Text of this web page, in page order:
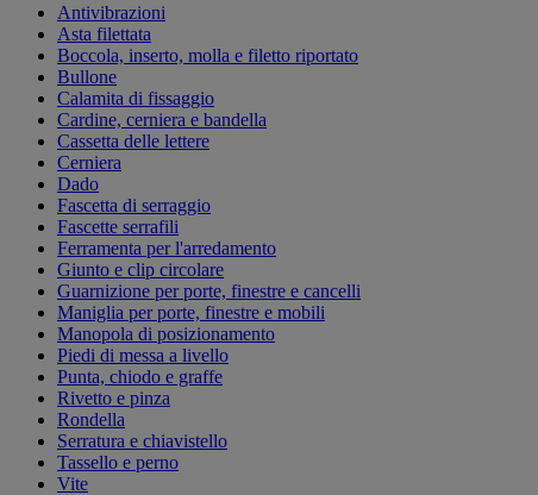
Antivibrazioni
Asta filettata
Boccola, inserto, molla e filetto riportato
Bullone
Calamita di fissaggio
Cardine, cerniera e bandella
Cassetta delle lettere
Cerniera
Dado
Fascetta di serraggio
Fascette serrafili
Ferramenta per l'arredamento
Giunto e clip circolare
Guarnizione per porte, finestre e cancelli
Maniglia per porte, finestre e mobili
Manopola di posizionamento
Piedi di messa a livello
Punta, chiodo e graffe
Rivetto e pinza
Rondella
Serratura e chiavistello
Tassello e perno
Vite